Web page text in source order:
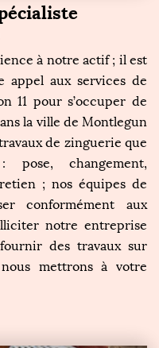
à notre actif ; il est
appel aux services de
11 pour s’occuper de
la ville de Montlegun
de zinguerie que
pose, changement,
; nos équipes de
conformément aux
notre entreprise
des travaux sur
mettrons à votre